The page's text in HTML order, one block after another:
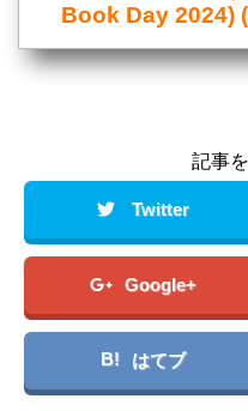
Book Day 2024)
記事
Twitter
Google+
B! はてブ